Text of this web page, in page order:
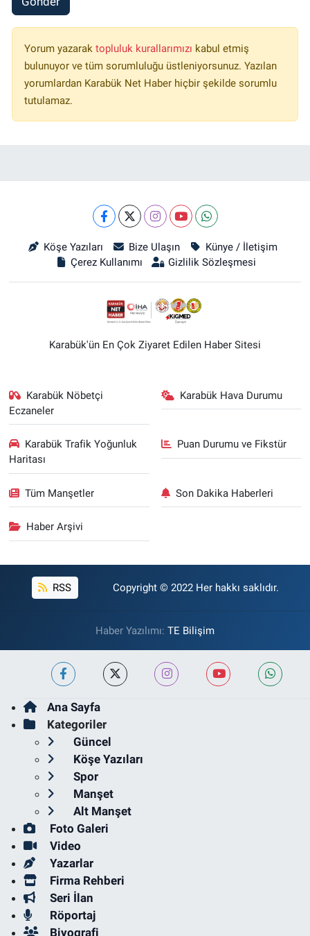
Yorum yazarak topluluk kurallarımızı kabul etmiş
bulunuyor ve tüm sorumluluğu üstleniyorsunuz. Yazılan
yorumlardan Karabük Net Haber hiçbir şekilde sorumlu
tutulamaz.
Köşe Yazıları Bize Ulaşın
Künye / İletişim
Çerez Kullanımı
Gizlilik Sözleşmesi
Karabük'ün En Çok Ziyaret Edilen Haber Sitesi
Karabük Nöbetçi
Eczaneler
Karabük Hava Durumu
Karabük Trafik Yoğunluk
Haritası
Puan Durumu ve Fikstür
Tüm Manşetler Son Dakika Haberleri
Haber Arşivi
RSS Copyright © 2022 Her hakkı saklıdır.
Haber Yazılımı: TE Bilişim
Ana Sayfa
Kategoriler
Güncel
Köşe Yazıları
Spor
Manşet
Alt Manşet
Foto Galeri
Video
Yazarlar
Firma Rehberi
Seri İlan
Röportaj
Biyografi